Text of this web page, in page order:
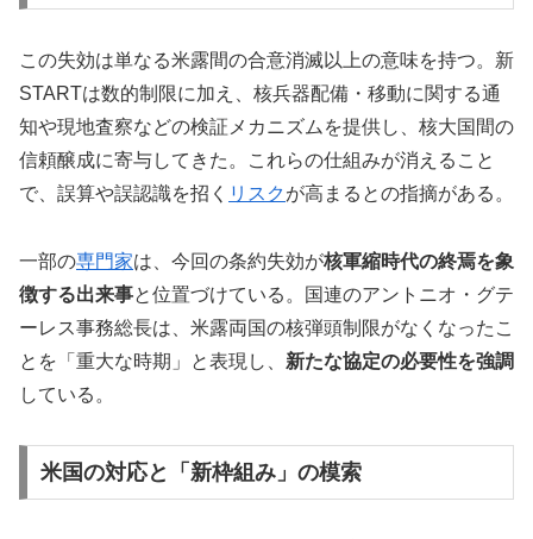
この失効は単なる米露間の合意消滅以上の意味を持つ。新
STARTは数的制限に加え、核兵器配備・移動に関する通
知や現地査察などの検証メカニズムを提供し、核大国間の
信頼醸成に寄与してきた。これらの仕組みが消えること
で、誤算や誤認識を招く リスクが高まるとの指摘がある。
一部の専門家は、今回の条約失効が核軍縮時代の終焉を象
徴する出来事と位置づけている。国連のアントニオ・グテ
ーレス事務総長は、米露両国の核弾頭制限がなくなったこ
とを「重大な時期」と表現し、 新たな協定の必要性を強調
している。
米国の対応と「新枠組み」の模索